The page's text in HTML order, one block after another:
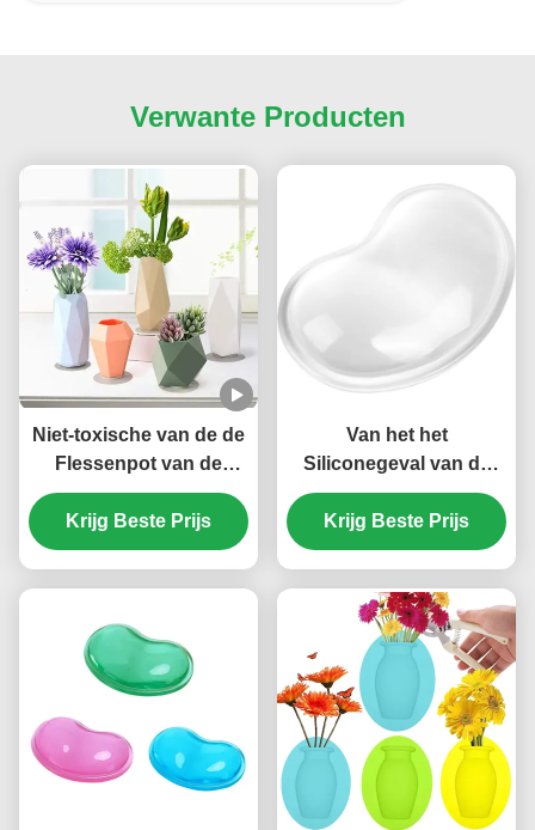
Verwante Producten
Niet-toxische van de de
Flessenpot van de
Siliconebloem
Onschadelijke
Veelkleurige Praktisch
Krijg Beste Prijs
Van het het
Siliconegeval van de
antisteunbalk Geurloos
Elektronika de
Polsstootkussen voor
Krijg Beste Prijs